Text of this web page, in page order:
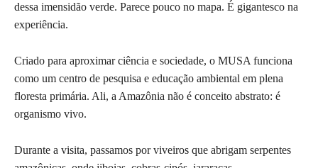
dessa imensidão verde. Parece pouco no mapa. É gigantesco na
experiência.
Criado para aproximar ciência e sociedade, o MUSA funciona
como um centro de pesquisa e educação ambiental em plena
floresta primária. Ali, a Amazônia não é conceito abstrato: é
organismo vivo.
Durante a visita, passamos por viveiros que abrigam serpentes